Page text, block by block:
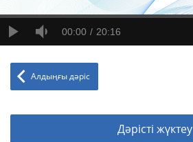
00:00 20:16
Алдыңғы дәріс
Дәрісті жүктеу